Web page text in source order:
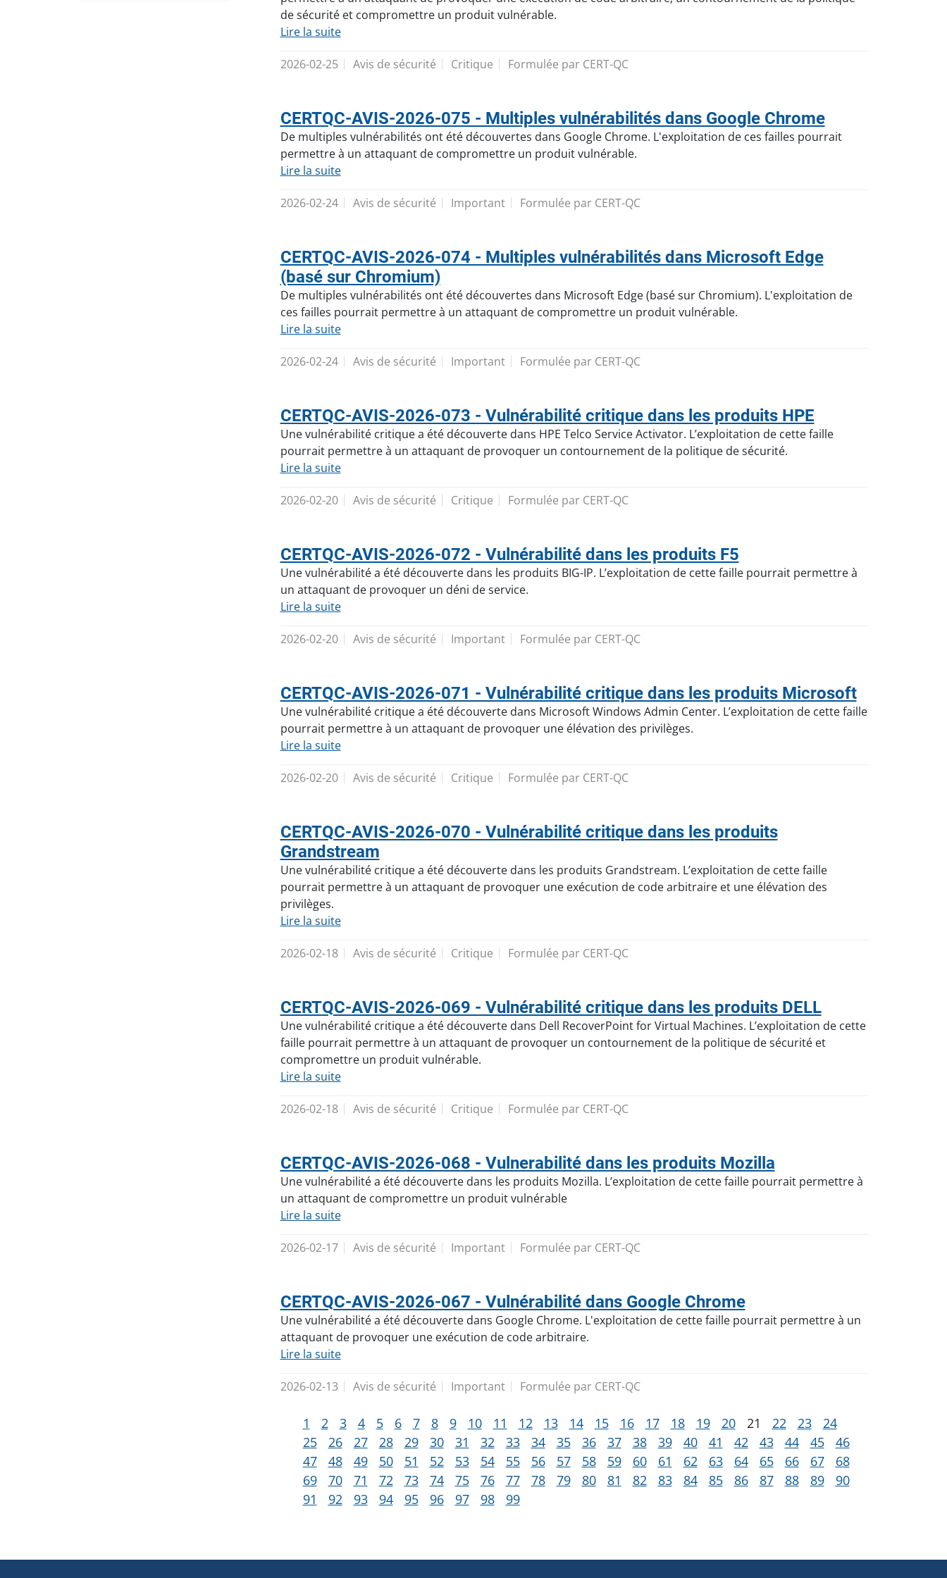
de sécurité et compromettre un produit vulnérable.
Lire la suite
2026-02-25 Avis de sécurité Critique Formulée par CERT-QC
CERTQC-AVIS-2026-075 - Multiples vulnérabilités dans Google Chrome
De multiples vulnérabilités ont été découvertes dans Google Chrome. L'exploitation de ces failles pourrait
permettre à un attaquant de compromettre un produit vulnérable.
Lire la suite
2026-02-24 Avis de sécurité Important Formulée par CERT-QC
CERTQC-AVIS-2026-074 - Multiples vulnérabilités dans Microsoft Edge
(basé sur Chromium)
De multiples vulnérabilités ont été découvertes dans Microsoft Edge (basé sur Chromium). L'exploitation de
ces failles pourrait permettre à un attaquant de compromettre un produit vulnérable.
Lire la suite
2026-02-24 Avis de sécurité Important Formulée par CERT-QC
CERTQC-AVIS-2026-073 - Vulnérabilité critique dans les produits HPE
Une vulnérabilité critique a été découverte dans HPE Telco Service Activator. L’exploitation de cette faille
pourrait permettre à un attaquant de provoquer un contournement de la politique de sécurité.
Lire la suite
2026-02-20 Avis de sécurité Critique Formulée par CERT-QC
CERTQC-AVIS-2026-072 - Vulnérabilité dans les produits F5
Une vulnérabilité a été découverte dans les produits BIG-IP. L’exploitation de cette faille pourrait permettre à
un attaquant de provoquer un déni de service.
Lire la suite
2026-02-20 Avis de sécurité Important Formulée par CERT-QC
CERTQC-AVIS-2026-071 - Vulnérabilité critique dans les produits Microsoft
Une vulnérabilité critique a été découverte dans Microsoft Windows Admin Center. L’exploitation de cette faille
pourrait permettre à un attaquant de provoquer une élévation des privilèges.
Lire la suite
2026-02-20 Avis de sécurité Critique Formulée par CERT-QC
CERTQC-AVIS-2026-070 - Vulnérabilité critique dans les produits
Grandstream
Une vulnérabilité critique a été découverte dans les produits Grandstream. L’exploitation de cette faille
pourrait permettre à un attaquant de provoquer une exécution de code arbitraire et une élévation des
privilèges.
Lire la suite
2026-02-18 Avis de sécurité Critique Formulée par CERT-QC
CERTQC-AVIS-2026-069 - Vulnérabilité critique dans les produits DELL
Une vulnérabilité critique a été découverte dans Dell RecoverPoint for Virtual Machines. L’exploitation de cette
faille pourrait permettre à un attaquant de provoquer un contournement de la politique de sécurité et
compromettre un produit vulnérable.
Lire la suite
2026-02-18 Avis de sécurité Critique Formulée par CERT-QC
CERTQC-AVIS-2026-068 - Vulnerabilité dans les produits Mozilla
Une vulnérabilité a été découverte dans les produits Mozilla. L’exploitation de cette faille pourrait permettre à
un attaquant de compromettre un produit vulnérable
Lire la suite
2026-02-17 Avis de sécurité Important Formulée par CERT-QC
CERTQC-AVIS-2026-067 - Vulnérabilité dans Google Chrome
Une vulnérabilité a été découverte dans Google Chrome. L'exploitation de cette faille pourrait permettre à un
attaquant de provoquer une exécution de code arbitraire.
Lire la suite
2026-02-13 Avis de sécurité Important Formulée par CERT-QC
1 2 3 4 5 6 7 8 9 10 11 12 13 14 15 16 17 18 19 20 21 22 23
24
25
26 27 28 29 30 31 32 33 34 35 36 37 38 39 40 41 42 43 44 45
46
47
48 49 50 51 52 53 54 55 56 57 58 59 60 61 62 63 64 65 66 67
68
69
70 71 72 73 74 75 76 77 78 79 80 81 82 83 84 85 86 87 88 89
90
91
92 93 94 95 96 97 98 99